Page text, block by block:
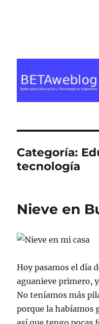
Categoría:
tecnología
Nieve en
Hoy pasamos el día
aguanieve primero,
No teníamos más
porque la habíamos